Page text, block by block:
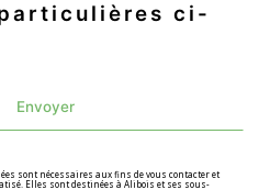
ci-
Envoyer
sont nécessaires aux fins de vous contacter et
Elles sont destinées à Alibois et ses sous-